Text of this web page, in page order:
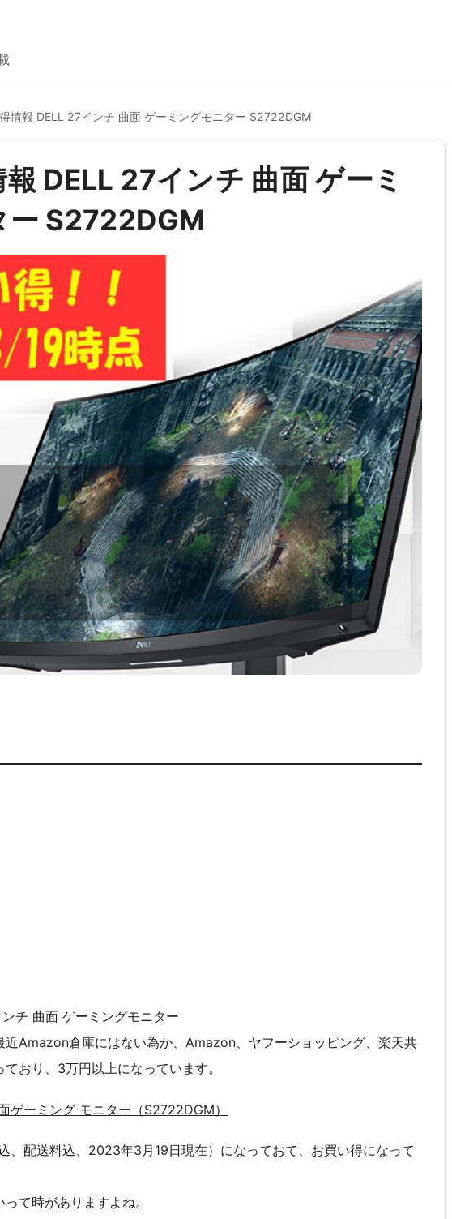
情報 DELL 27インチ 曲面 ゲーミングモニター S2722DGM
DELL 27インチ 曲面 ゲーミ
ー S2722DGM
チ 曲面 ゲーミングモニター
近Amazon倉庫にはない為か、Amazon、ヤフーショッピング、楽天共
おり、3万円以上になっています。
ーミング モニター（S2722DGM）
、配送料込、2023年3月19日現在）になっておて、お買い得になって
て時がありますよね。